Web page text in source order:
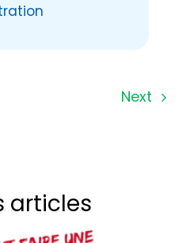
Next
articles